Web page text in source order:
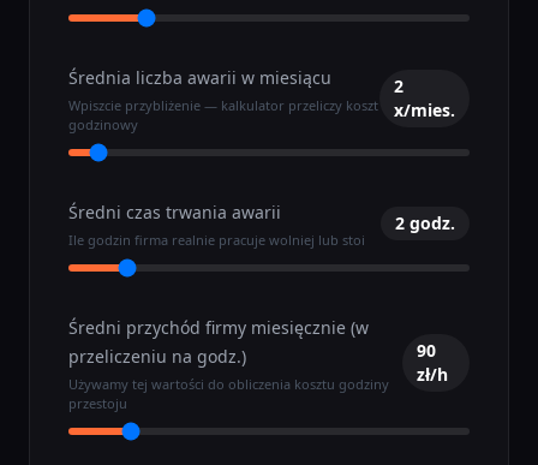
Średnia liczba awarii w miesiącu
Wpiszcie przybliżenie — kalkulator przeliczy koszt
godzinowy
2
x/mies.
Średni czas trwania awarii
Ile godzin firma realnie pracuje wolniej lub stoi
2 godz.
Średni przychód firmy miesięcznie (w
przeliczeniu na godz.)
Używamy tej wartości do obliczenia kosztu godziny
przestoju
90
zł/h